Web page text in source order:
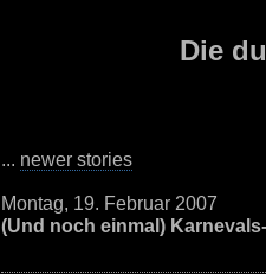
Die
... newer stories
Montag, 19. Februar 2007
(Und noch einmal)